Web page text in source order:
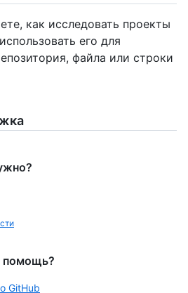
как исследовать проекты
его для
файла или строки
помощь?
GitHub